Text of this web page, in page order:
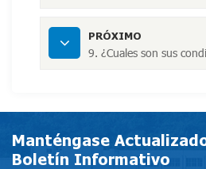
PRÓXIMO
9. ¿Cuales son sus
Manténgase
Boletín Informativo